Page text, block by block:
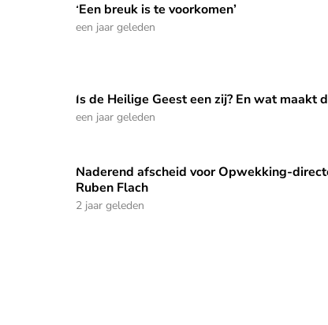
‘Een breuk is te voorkomen’
⭐
‘Een breuk is te voorkomen’
een jaar geleden
Is de Heilige Geest een zij? En wat maakt
⭐ Premium
Is de Heilige Geest een zij? En wat maakt
een jaar geleden
Naderend afscheid voor Opwekking-
Naderend afscheid voor Opwekking-
Ruben Flach
2 jaar geleden